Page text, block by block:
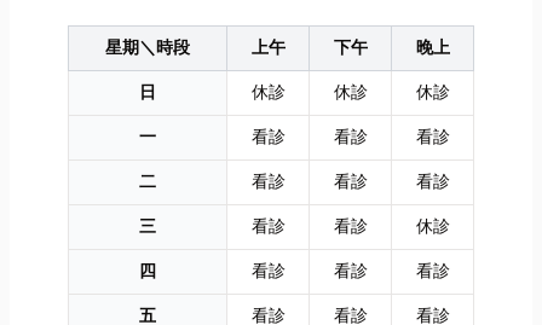
星期＼時段 上午 下午
晚上
日
休診 休診
休診
一
看診 看診
看診
二
看診 看診
看診
三
看診 看診
休診
四
看診 看診
看診
五
看診 看診
看診